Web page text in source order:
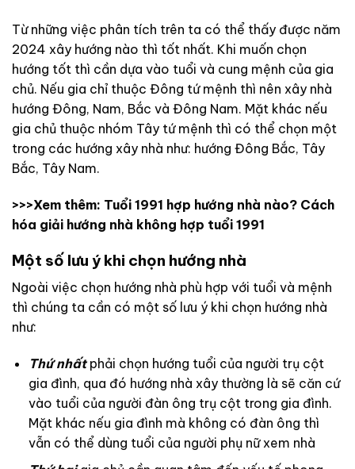
Từ những việc phân tích trên ta có thể thấy được năm
2024 xây hướng nào thì tốt nhất. Khi muốn chọn
hướng tốt thì cần dựa vào tuổi và cung mệnh của gia
chủ. Nếu gia chỉ thuộc Đông tứ mệnh thì nên xây nhà
hướng Đông, Nam, Bắc và Đông Nam. Mặt khác nếu
gia chủ thuộc nhóm Tây tứ mệnh thì có thể chọn một
trong các hướng xây nhà như: hướng Đông Bắc, Tây
Bắc, Tây Nam.
>>>Xem thêm: Tuổi 1991 hợp hướng nhà nào? Cách
hóa giải hướng nhà không hợp tuổi 1991
Một số lưu ý khi chọn hướng nhà
Ngoài việc chọn hướng nhà phù hợp với tuổi và mệnh
thì chúng ta cần có một số lưu ý khi chọn hướng nhà
như:
Thứ nhất phải chọn hướng tuổi của người trụ cột
gia đình, qua đó hướng nhà xây thường là sẽ căn cứ
vào tuổi của người đàn ông trụ cột trong gia đình.
Mặt khác nếu gia đình mà không có đàn ông thì
vẫn có thể dùng tuổi của người phụ nữ xem nhà